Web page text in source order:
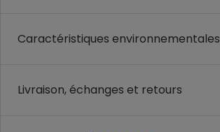
Caractéristiques environnementales
Livraison, échanges et retours